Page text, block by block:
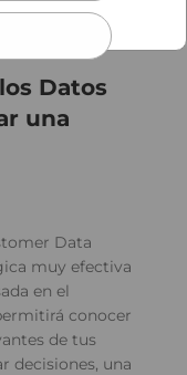
Datos
una
Data
muy efectiva
en el
conocer
de tus
decisiones, una